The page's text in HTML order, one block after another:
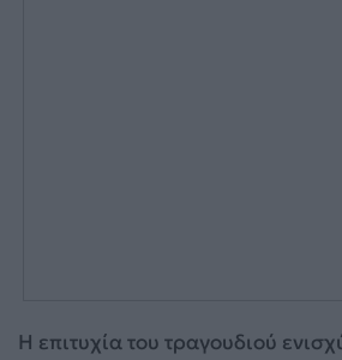
Η επιτυχία του τραγουδιού